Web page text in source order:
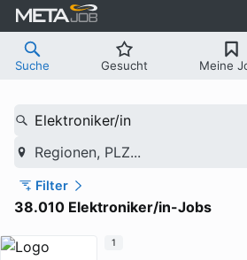
Suche Gesucht Meine
Elektroniker/in
Regionen, PLZ...
Filter
38.010 Elektroniker/in-Jobs
1